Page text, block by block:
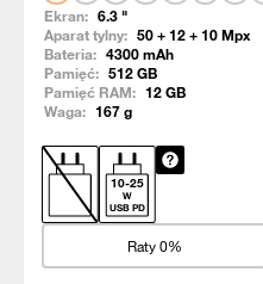
Ekran: 6.3 "
Aparat tylny: 50 + 12 + 10Mpx
Bateria: 4300mAh
Pamięć: 512GB
Pamięć RAM: 12GB
Waga: 167g
10-25
W
USB PD
Raty 0%